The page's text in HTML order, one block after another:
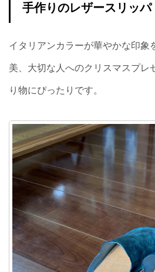
手作りのレザースリッパ
イタリアンカラーが華やかな印象
美、大切な人へのクリスマスプレ
り物にぴったりです。